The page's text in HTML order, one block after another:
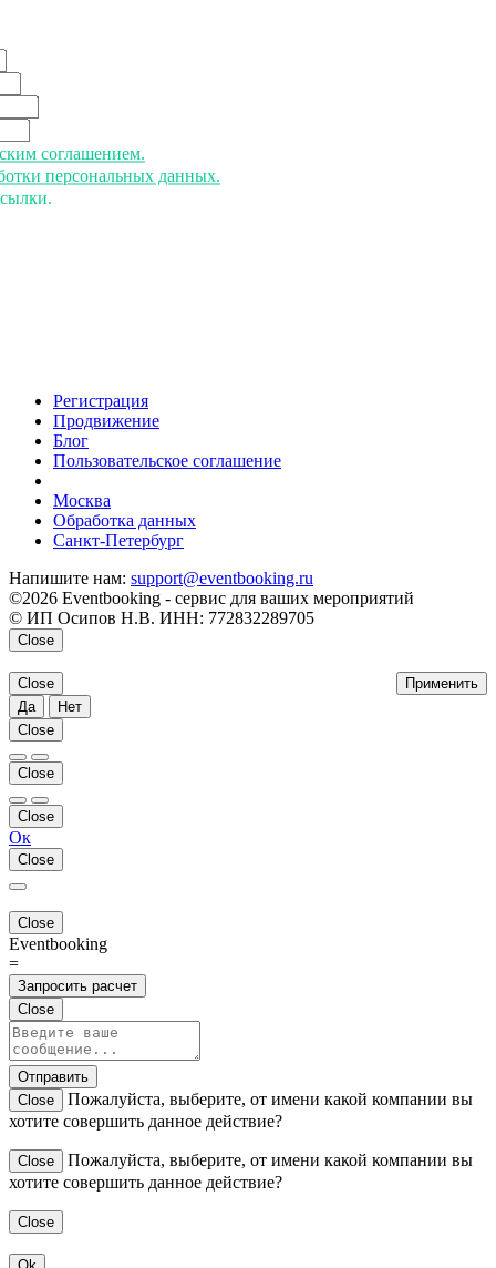
соглашением.
персональных данных.
Регистрация
Продвижение
Блог
Пользовательское соглашение
Москва
Обработка данных
Санкт-Петербург
Напишите нам: support@eventbooking.ru
©2026 Eventbooking - сервис для ваших мероприятий
© ИП Осипов Н.В. ИНН: 772832289705
Close
Применить
Close
Да
Нет
Close
Close
Close
Ок
Close
Close
Eventbooking
=
Запросить расчет
Close
Отправить
Close
Пожалуйста, выберите, от имени какой компании вы
хотите совершить данное действие?
Close
Пожалуйста, выберите, от имени какой компании вы
хотите совершить данное действие?
Close